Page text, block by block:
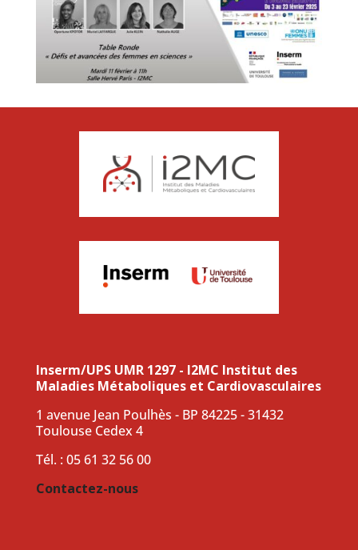
Inserm/UPS UMR 1297 - I2MC Institut des
Maladies Métaboliques et Cardiovasculaires
1 avenue Jean Poulhès - BP 84225 - 31432
Toulouse Cedex 4
Tél. : 05 61 32 56 00
Contactez-nous